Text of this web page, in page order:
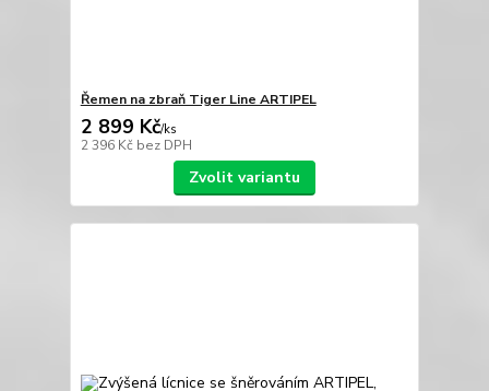
Řemen na zbraň Tiger Line ARTIPEL
2 899 Kč/ks
2 396 Kč bez DPH
Zvolit variantu